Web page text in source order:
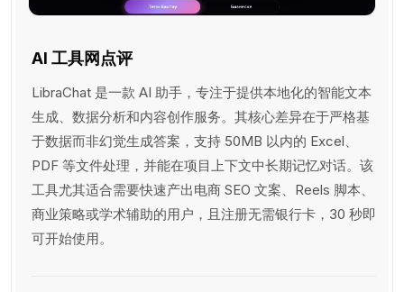
AI 工具网点评
LibraChat 是一款 AI 助手，专注于提供本地化的智能文本
生成、数据分析和内容创作服务。其核心差异在于严格基
于数据而非幻觉生成答案，支持 50MB 以内的 Excel、
PDF 等文件处理，并能在项目上下文中长期记忆对话。该
工具尤其适合需要快速产出电商 SEO 文案、Reels 脚本、
商业策略或学术辅助的用户，且注册无需银行卡，30 秒即
可开始使用。